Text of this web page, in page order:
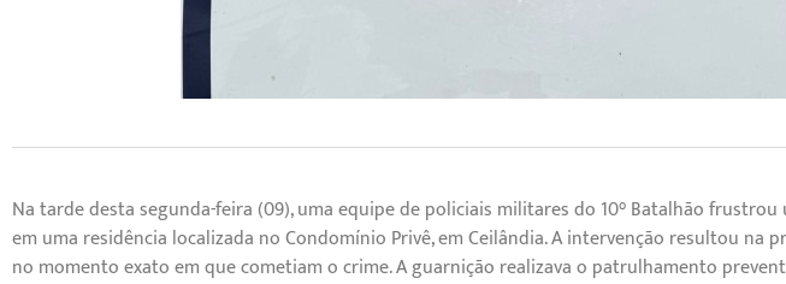
Na tarde desta segunda-feira (09), uma equipe de policiais militares do 10° Batalhão
em uma residência localizada no Condomínio Privê, em Ceilândia. A intervenção resultou na
no momento exato em que cometiam o crime. A guarnição realizava o patrulhamento